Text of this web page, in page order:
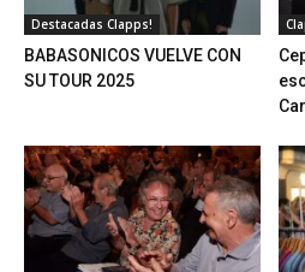
Destacadas Clapps!
BABASONICOS VUELVE CON
SU TOUR 2025